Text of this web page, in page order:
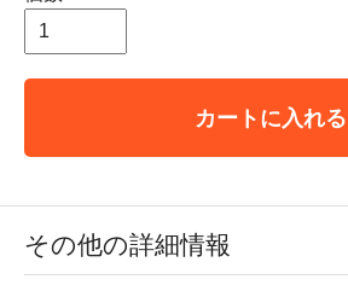
カートに入れる
その他の詳細情報